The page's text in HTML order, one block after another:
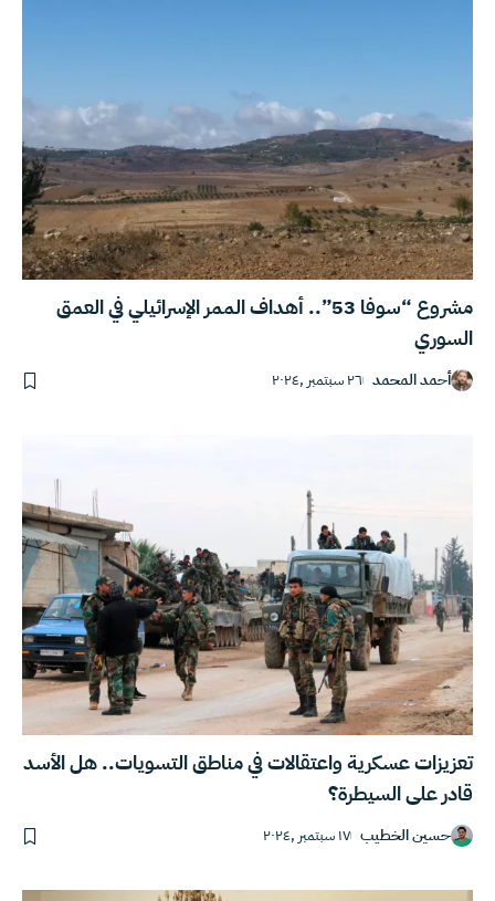
مشروع “سوفا 53”.. أهداف الممر الإسرائيلي في العمق
السوري
أحمد المحمد ٢٦ سبتمبر ,٢٠٢٤
تعزيزات عسكرية واعتقالات في مناطق التسويات.. هل الأسد
قادر على السيطرة؟
حسين الخطيب ١٧ سبتمبر ,٢٠٢٤